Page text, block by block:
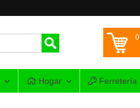
0
Hogar Ferretería